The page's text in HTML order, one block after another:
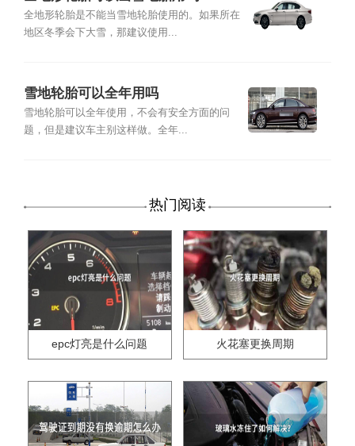
全地形轮胎是不能当雪地轮胎使用的。如果所在
地区冬季会下大雪，那建议使用...
雪地轮胎可以全年用吗
雪地轮胎可以全年使用，不会有安全方面的问
题，但是建议车主别这样做。全年...
热门阅读
epc灯亮是什么问题 火花塞更换周期